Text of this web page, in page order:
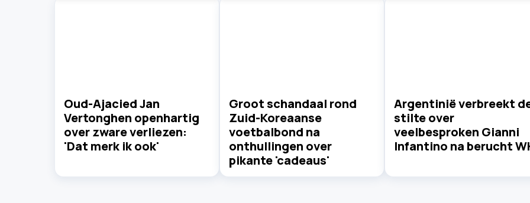
Oud-Ajacied Jan
Vertonghen openhartig
over zware verliezen:
'Dat merk ik ook'
Groot schandaal rond
Zuid-Koreaanse
voetbalbond na
onthullingen over
pikante 'cadeaus'
Argentinië verbreekt
stilte over
veelbesproken Gianni
Infantino na berucht